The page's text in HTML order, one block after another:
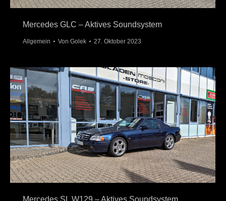
Mercedes GLC – Aktives Soundsystem
Allgemein Von Golek 27. Oktober 2023
Mercedes SL W129 – Aktives Soundsystem